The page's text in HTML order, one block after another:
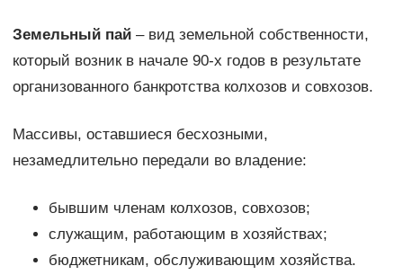
Земельный пай– вид земельной собственности,
который возник в начале 90-х годов в результате
организованного банкротства колхозов и совхозов.
Массивы, оставшиеся бесхозными,
незамедлительно передали во владение:
бывшим членам колхозов, совхозов;
служащим, работающим в хозяйствах;
бюджетникам, обслуживающим хозяйства.